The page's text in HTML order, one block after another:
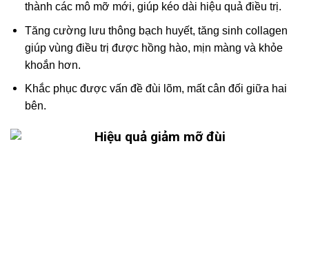
thành các mô mỡ mới, giúp kéo dài hiệu quả điều trị.
Tăng cường lưu thông bạch huyết, tăng sinh collagen
giúp vùng điều trị được hồng hào, mịn màng và khỏe
khoắn hơn.
Khắc phục được vấn đề đùi lõm, mất cân đối giữa hai
bên.